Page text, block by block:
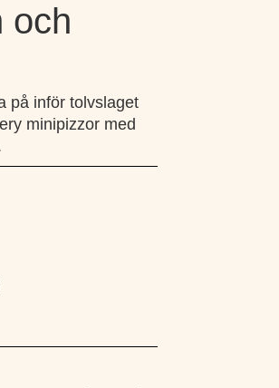
och
på inför tolvslaget
minipizzor med